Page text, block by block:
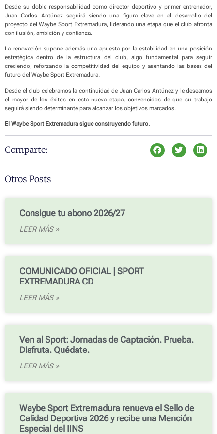
Desde su doble responsabilidad como director deportivo y primer entrenador,
Juan Carlos Antúnez seguirá siendo una figura clave en el desarrollo del
proyecto del Waybe Sport Extremadura, liderando una etapa que el club afronta
con ilusión, ambición y confianza.
La renovación supone además una apuesta por la estabilidad en una posición
estratégica dentro de la estructura del club, algo fundamental para seguir
creciendo, reforzando la competitividad del equipo y asentando las bases del
futuro del Waybe Sport Extremadura.
Desde el club celebramos la continuidad de Juan Carlos Antúnez y le deseamos
el mayor de los éxitos en esta nueva etapa, convencidos de que su trabajo
seguirá siendo determinante para alcanzar los objetivos marcados.
El Waybe Sport Extremadura sigue construyendo futuro.
Comparte:
Otros Posts
Consigue tu abono 2026/27
LEER MÁS »
COMUNICADO OFICIAL | SPORT
EXTREMADURA CD
LEER MÁS »
Ven al Sport: Jornadas de Captación. Prueba.
Disfruta. Quédate.
LEER MÁS »
Waybe Sport Extremadura renueva el Sello de
Calidad Deportiva 2026 y recibe una Mención
Especial del IINS